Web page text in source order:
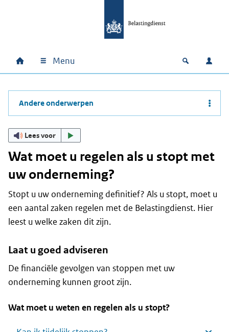
Hoofdnavigatie
Home Menu Open
Andere onderwerpen
Lees voor
Wat moet u regelen als u stopt met
uw onderneming?
Stopt u uw onderneming definitief? Als u stopt, moet u
een aantal zaken regelen met de Belastingdienst. Hier
leest u welke zaken dit zijn.
Laat u goed adviseren
De financiële gevolgen van stoppen met uw
onderneming kunnen groot zijn.
Wat moet u weten en regelen als u stopt?